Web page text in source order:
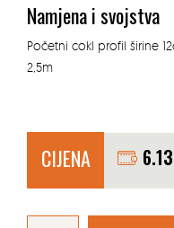
Namjena i svojstva
Početni cokl profil širine
2,5m
CIJENA 6.13
COKL